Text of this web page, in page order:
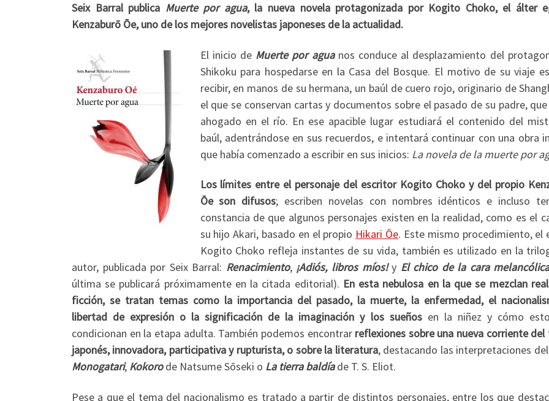
Seix Barral publica Muerte por agua, la nueva novela protagonizada por Kogito Choko, el álter
Kenzaburō Ōe, uno de los mejores novelistas japoneses de la actualidad.
El inicio de Muerte por aguanos conduce al desplazamiento del
Shikoku para hospedarse en la Casa del Bosque. El motivo de su viaje
recibir, en manos de su hermana, un baúl de cuero rojo, originario de
el que se conservan cartas y documentos sobre el pasado de su padre,
ahogado en el río. En ese apacible lugar estudiará el contenido del
baúl, adentrándose en sus recuerdos, e intentará continuar con una obra
que había comenzado a escribir en sus inicios: La novela de la muerte por
Los límites entre el personaje del escritor Kogito Choko y del propio
Ōe son difusos; escriben novelas con nombres idénticos e incluso
constancia de que algunos personajes existen en la realidad, como es el
su hijo Akari, basado en el propio Hikari Ōe. Este mismo procedimiento, el
Kogito Choko refleja instantes de su vida, también es utilizado en la
autor, publicada por Seix Barral: Renacimiento, ¡Adiós, libros míos!y El chico de la cara
última se publicará próximamente en la citada editorial). En esta nebulosa en la que se mezclan
ficción, se tratan temas como la importancia del pasado, la muerte, la enfermedad, el
libertad de expresión o la significación de la imaginación y los sueñosen la niñez y cómo
condicionan en la etapa adulta. También podemos encontrar reflexiones sobre una nueva corriente
japonés, innovadora, participativa y rupturista, o sobre la literatura, destacando las interpretaciones
Monogatari, Kokorode Natsume Sōseki o La tierra baldíade T. S. Eliot.
Pese a que el tema del nacionalismo es tratado a partir de distintos personajes, entre los que